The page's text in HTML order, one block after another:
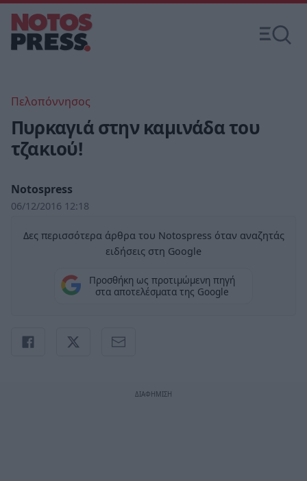
Πελοπόννησος
Πυρκαγιά στην καμινάδα του
τζακιού!
Notospress
06/12/2016 12:18
Δες περισσότερα άρθρα του Notospress όταν αναζητάς
ειδήσεις στη Google
Προσθήκη ως προτιμώμενη πηγή
στα αποτελέσματα της Google